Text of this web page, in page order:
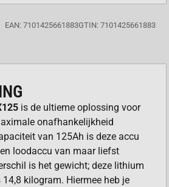
EAN: 7101425661883GTIN: 7101425661883
is de ultieme oplossing voor
onafhankelijkheid
van 125Ah is deze accu
loodaccu van maar liefst
is het gewicht; deze lithium
kilogram. Hiermee heb je